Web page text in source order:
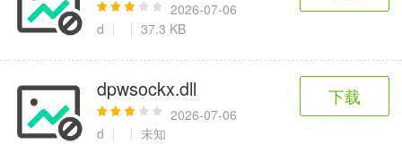
2026-07-06
d
37.3 KB
dpwsockx.dll
2026-07-06
d
未知
下载